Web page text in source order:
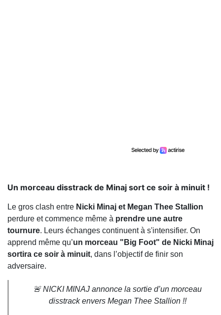
Un morceau disstrack de Minaj sort ce soir à minuit !
Le gros clash entre Nicki Minaj et Megan Thee Stallion
perdure et commence même à prendre une autre
tournure. Leurs échanges continuent à s'intensifier. On
apprend même qu’un morceau "Big Foot" de Nicki Minaj
sortira ce soir à minuit, dans l’objectif de finir son
adversaire.
🚨 NICKI MINAJ annonce la sortie d’un morceau
disstrack envers Megan Thee Stallion !!